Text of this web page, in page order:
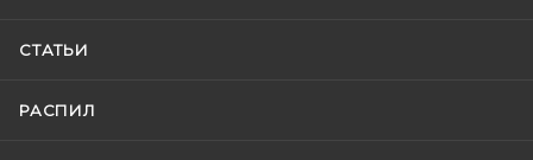
СТАТЬИ
РАСПИЛ